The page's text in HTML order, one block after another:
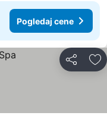
Pogledaj cene
Deli